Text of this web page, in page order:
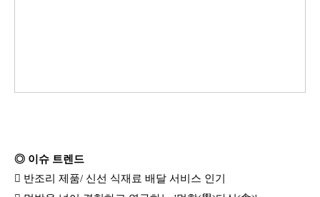
◎ 이슈 트렌드
 반조리 제품/ 신선 식재료 배달 서비스 인기